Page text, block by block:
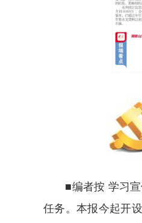
■编者按 学习宣
任务。本报今起开